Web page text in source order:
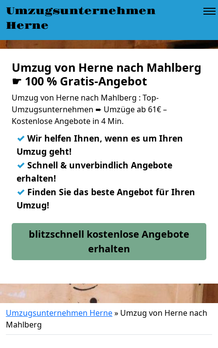
Umzugsunternehmen
Herne
Umzug von Herne nach Mahlberg
☛ 100 % Gratis-Angebot
Umzug von Herne nach Mahlberg : Top-
Umzugsunternehmen ➨ Umzüge ab 61€ –
Kostenlose Angebote in 4 Min.
✓ Wir helfen Ihnen, wenn es um Ihren
Umzug geht!
✓ Schnell & unverbindlich Angebote
erhalten!
✓ Finden Sie das beste Angebot für Ihren
Umzug!
blitzschnell kostenlose Angebote
erhalten
Umzugsunternehmen Herne» Umzug von Herne nach
Mahlberg